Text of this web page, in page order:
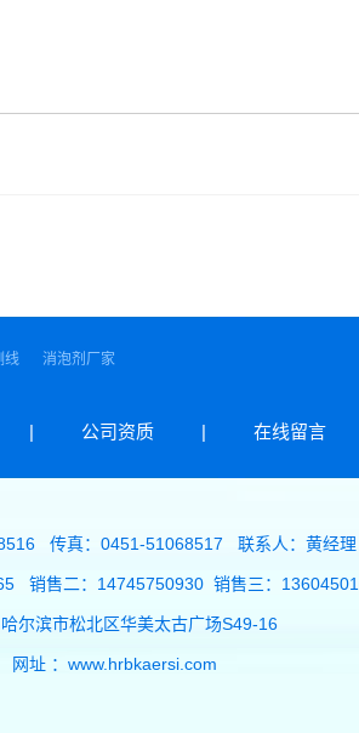
线 消泡剂厂家
| 公司资质 | 在线留言
传真：0451-51068517 联系人：黄经理
销售二：14745750930 销售三：
尔滨市松北区华美太古广场S49-16
网址 ：www.hrbkaersi.com